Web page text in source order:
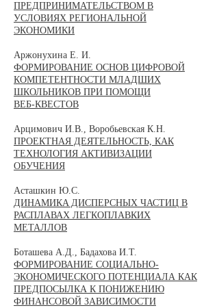
ПРЕДПРИНИМАТЕЛЬСТВОМ В
УСЛОВИЯХ РЕГИОНАЛЬНОЙ
ЭКОНОМИКИ
Аржонухина Е. И.
ФОРМИРОВАНИЕ ОСНОВ ЦИФРОВОЙ
КОМПЕТЕНТНОСТИ МЛАДШИХ
ШКОЛЬНИКОВ ПРИ ПОМОЩИ
ВЕБ-КВЕСТОВ
Арцимович И.В., Воробьевская К.Н.
ПРОЕКТНАЯ ДЕЯТЕЛЬНОСТЬ, КАК
ТЕХНОЛОГИЯ АКТИВИЗАЦИИ
ОБУЧЕНИЯ
Асташкин Ю.С.
ДИНАМИКA ДИСПЕРСНЫХ ЧАСТИЦ В
РАСПЛАВАХ ЛЕГКОПЛАВКИХ
МЕТАЛЛОВ
Боташева А.Д., Бадахова И.Т.
ФОРМИРОВАНИЕ СОЦИАЛЬНО-
ЭКОНОМИЧЕСКОГО ПОТЕНЦИАЛА КАК
ПРЕДПОСЫЛКА К ПОНИЖЕНИЮ
ФИНАНСОВОЙ ЗАВИСИМОСТИ